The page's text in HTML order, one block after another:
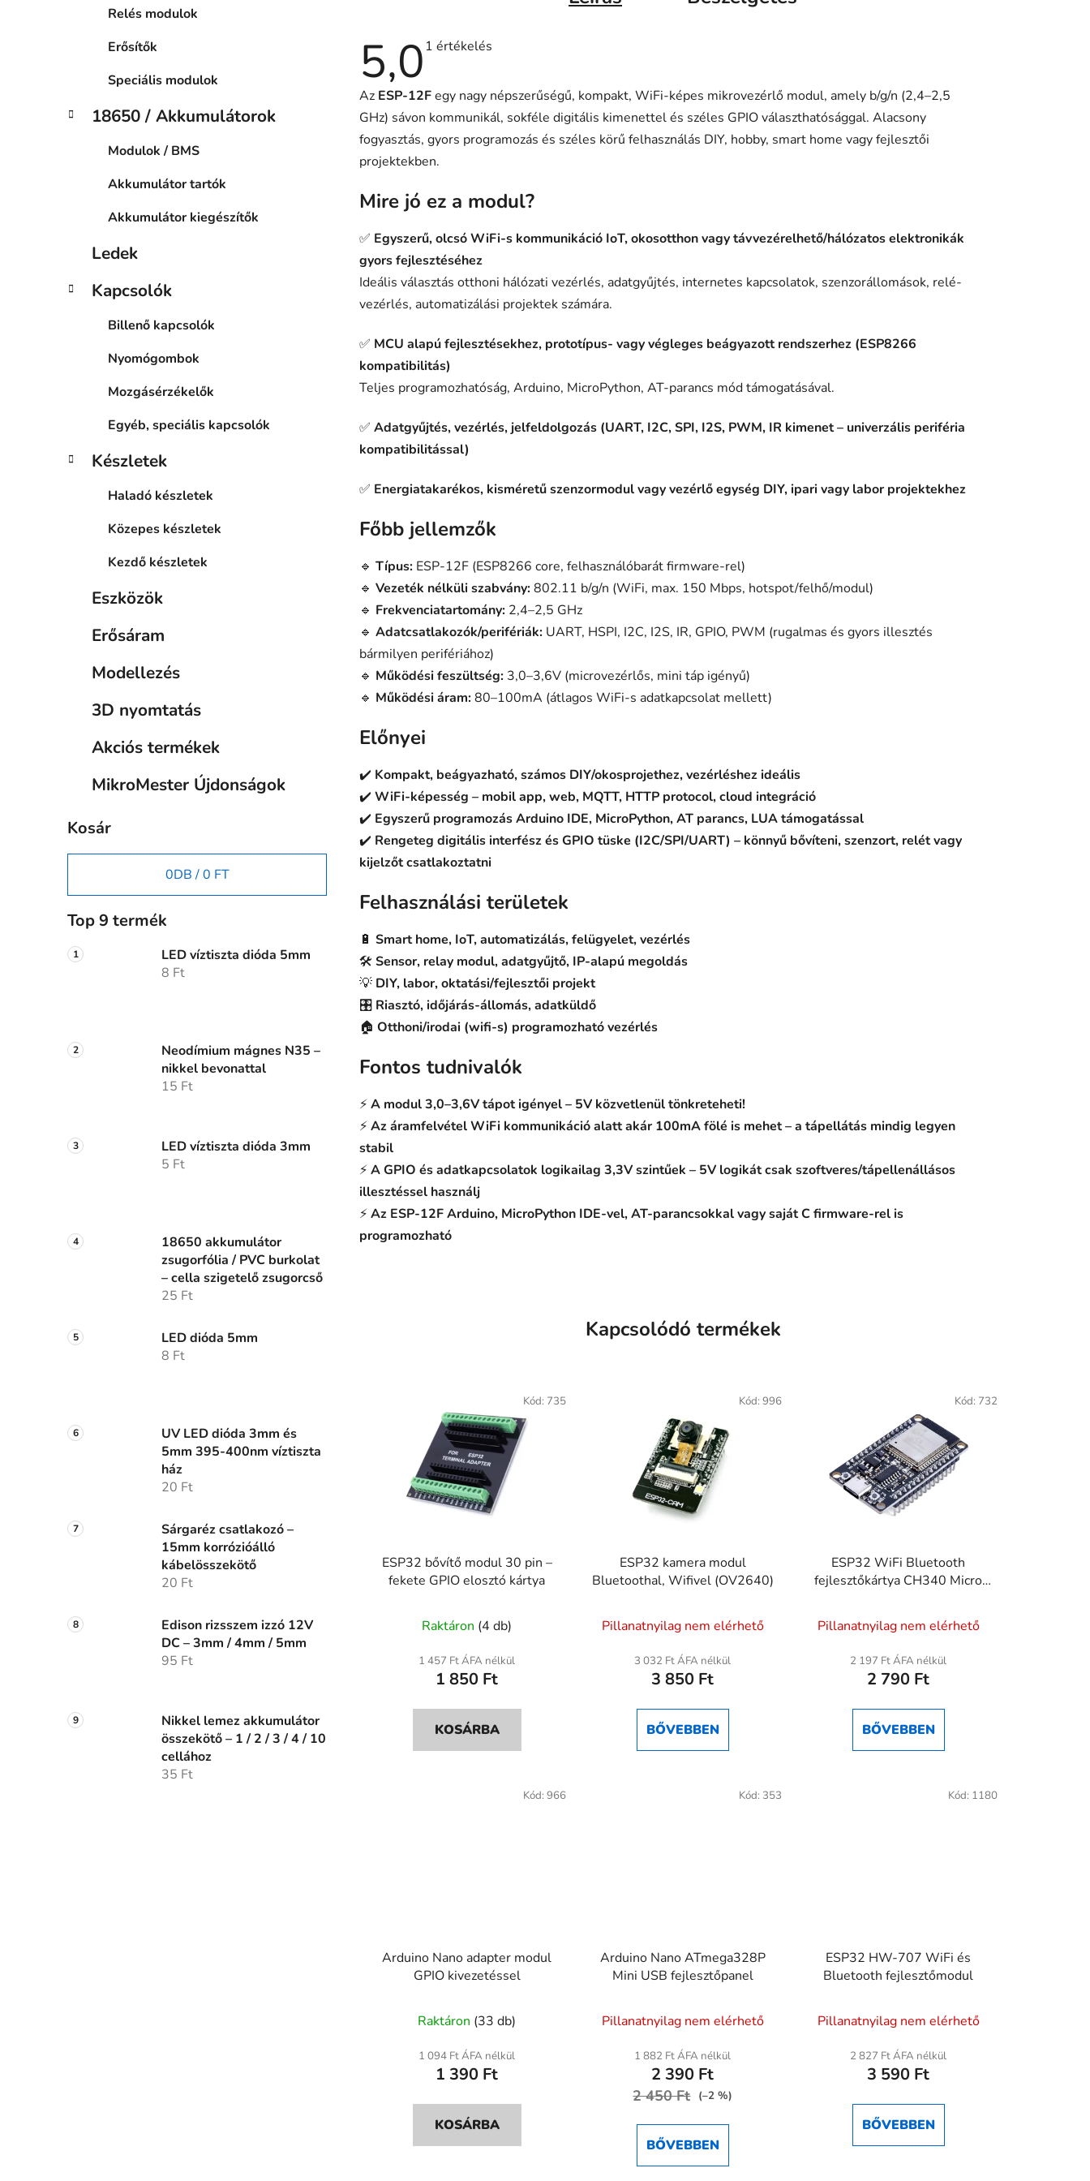
Relés modulok
Erősítők
Speciális modulok
18650 / Akkumulátorok
Modulok / BMS
Akkumulátor tartók
Akkumulátor kiegészítők
Ledek
Kapcsolók
Billenő kapcsolók
Nyomógombok
Mozgásérzékelők
Egyéb, speciális kapcsolók
Készletek
Haladó készletek
Közepes készletek
Kezdő készletek
Eszközök
Erősáram
Modellezés
3D nyomtatás
Akciós termékek
MikroMester Újdonságok
Kosár
0DB /0 FT
Top 9 termék
LED víztiszta dióda 5mm
8 Ft
Neodímium mágnes N35 –
nikkel bevonattal
15 Ft
LED víztiszta dióda 3mm
5 Ft
18650 akkumulátor
zsugorfólia / PVC burkolat
– cella szigetelő zsugorcső
25 Ft
LED dióda 5mm
8 Ft
UV LED dióda 3mm és
5mm 395-400nm víztiszta
ház
20 Ft
Sárgaréz csatlakozó –
15mm korrózióálló
kábelösszekötő
20 Ft
Edison rizsszem izzó 12V
DC – 3mm / 4mm / 5mm
95 Ft
Nikkel lemez akkumulátor
összekötő – 1 / 2 / 3 / 4 / 10
cellához
35 Ft
5,0 A
5-
ből
5,0
csillag.
1 értékelés
Az ESP-12Fegy nagy népszerűségű, kompakt, WiFi-képes mikrovezérlő modul, amely b/g/n (2,4–2,5
GHz) sávon kommunikál, sokféle digitális kimenettel és széles GPIO választhatósággal. Alacsony
fogyasztás, gyors programozás és széles körű felhasználás DIY, hobby, smart home vagy fejlesztői
projektekben.
Mire jó ez a modul?
✅ Egyszerű, olcsó WiFi-s kommunikáció IoT, okosotthon vagy távvezérelhető/hálózatos elektronikák
gyors fejlesztéséhez
Ideális választás otthoni hálózati vezérlés, adatgyűjtés, internetes kapcsolatok, szenzorállomások, relé-
vezérlés, automatizálási projektek számára.
✅ MCU alapú fejlesztésekhez, prototípus- vagy végleges beágyazott rendszerhez (ESP8266
kompatibilitás)
Teljes programozhatóság, Arduino, MicroPython, AT-parancs mód támogatásával.
✅ Adatgyűjtés, vezérlés, jelfeldolgozás (UART, I2C, SPI, I2S, PWM, IR kimenet – univerzális periféria
kompatibilitással)
✅ Energiatakarékos, kisméretű szenzormodul vagy vezérlő egység DIY, ipari vagy labor projektekhez
Főbb jellemzők
🔹 Típus: ESP-12F (ESP8266 core, felhasználóbarát firmware-rel)
🔹 Vezeték nélküli szabvány:802.11 b/g/n (WiFi, max. 150 Mbps, hotspot/felhő/modul)
🔹 Frekvenciatartomány: 2,4–2,5 GHz
🔹 Adatcsatlakozók/perifériák: UART, HSPI, I2C, I2S, IR, GPIO, PWM (rugalmas és gyors illesztés
bármilyen perifériához)
🔹 Működési feszültség: 3,0–3,6V (microvezérlős, mini táp igényű)
🔹 Működési áram:80–100mA (átlagos WiFi-s adatkapcsolat mellett)
Előnyei
✔️ Kompakt, beágyazható, számos DIY/okosprojethez, vezérléshez ideális
✔️ WiFi-képesség – mobil app, web, MQTT, HTTP protocol, cloud integráció
✔️ Egyszerű programozás Arduino IDE, MicroPython, AT parancs, LUA támogatással
✔️ Rengeteg digitális interfész és GPIO tüske (I2C/SPI/UART) – könnyű bővíteni, szenzort, relét vagy
kijelzőt csatlakoztatni
Felhasználási területek
🔋 Smart home, IoT, automatizálás, felügyelet, vezérlés
🛠️ Sensor, relay modul, adatgyűjtő, IP-alapú megoldás
💡 DIY, labor, oktatási/fejlesztői projekt
🎛️ Riasztó, időjárás-állomás, adatküldő
🏠 Otthoni/irodai (wifi-s) programozható vezérlés
Fontos tudnivalók
⚡A modul 3,0–3,6V tápot igényel – 5V közvetlenül tönkreteheti!
⚡Az áramfelvétel WiFi kommunikáció alatt akár 100mA fölé is mehet – a tápellátás mindig legyen
stabil
⚡A GPIO és adatkapcsolatok logikailag 3,3V szintűek – 5V logikát csak szoftveres/tápellenállásos
illesztéssel használj
⚡Az ESP-12F Arduino, MicroPython IDE-vel, AT-parancsokkal vagy saját C firmware-rel is
programozható
Kapcsolódó termékek
ESP32 bővítő modul 30 pin –
fekete GPIO elosztó kártya
termék
átlagos
értékelése
ből
Raktáron (4 db)
1 457 Ft ÁFA nélkül
1 850 Ft
KOSÁRBA
Kód: 735
ESP32 kamera modul
Bluetoothal, Wifivel (OV2640)
Pillanatnyilag nem elérhető
3 032 Ft ÁFA nélkül
3 850 Ft
BŐVEBBEN
Kód: 996
ESP32 WiFi Bluetooth
fejlesztőkártya CH340 Micro
termék
átlagos
értékelése
ből
Pillanatnyilag nem elérhető
2 197 Ft ÁFA nélkül
2 790 Ft
BŐVEBBEN
Kód: 732
Arduino Nano adapter modul
GPIO kivezetéssel
termék
átlagos
értékelése
ből
Raktáron (33 db)
1 094 Ft ÁFA nélkül
1 390 Ft
KOSÁRBA
Kód: 966
Arduino Nano ATmega328P
Mini USB fejlesztőpanel
termék
átlagos
értékelése
5-
4,5
Pillanatnyilag nem elérhető
1 882 Ft ÁFA nélkül
2 390 Ft
2 450 Ft (–2 %)
BŐVEBBEN
Kód: 353
ESP32 HW-707 WiFi és
Bluetooth fejlesztőmodul
Pillanatnyilag nem elérhető
2 827 Ft ÁFA nélkül
3 590 Ft
BŐVEBBEN
Kód: 1180